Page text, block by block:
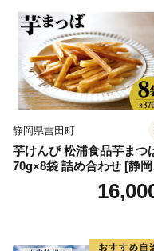
誕生日 カップ 詰め合わせ
ラエティ | バニラ チョコレ
ト ストロベリー ピスタチ
バニラ＆クッキー ウベ 沖
紅イモ 塩ちんすこう 沖縄
ークヮーサー 沖縄黒糖 琉
ロイヤルミルクティ 沖縄
イン
静岡県吉田町
芋けんぴ 松浦食品芋まつ
70g×8袋 詰め合わせ [静岡
勢丹(松浦食品) 静岡県 吉
22424274] 芋ケンピ セッ